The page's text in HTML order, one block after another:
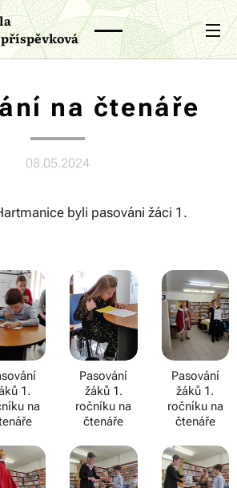
na čtenáře
08.05.2024
byli pasováni žáci 1.
1.
na
Pasování
žáků 1.
ročníku na
čtenáře
Pasování
žáků 1.
ročníku na
čtenáře